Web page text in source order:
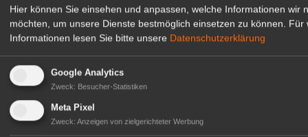
Hier können Sie einsehen und anpassen, welche Informationen wir
möchten, um unsere Dienste bestmöglich einsetzen zu können. Für
Informationen lesen Sie bitte unsere Datenschutzerklärung
Google Analytics
Zweck: Besucher-Statistiken
Meta Pixel
Zweck: Anzeigen von zielgerichteter Werbung